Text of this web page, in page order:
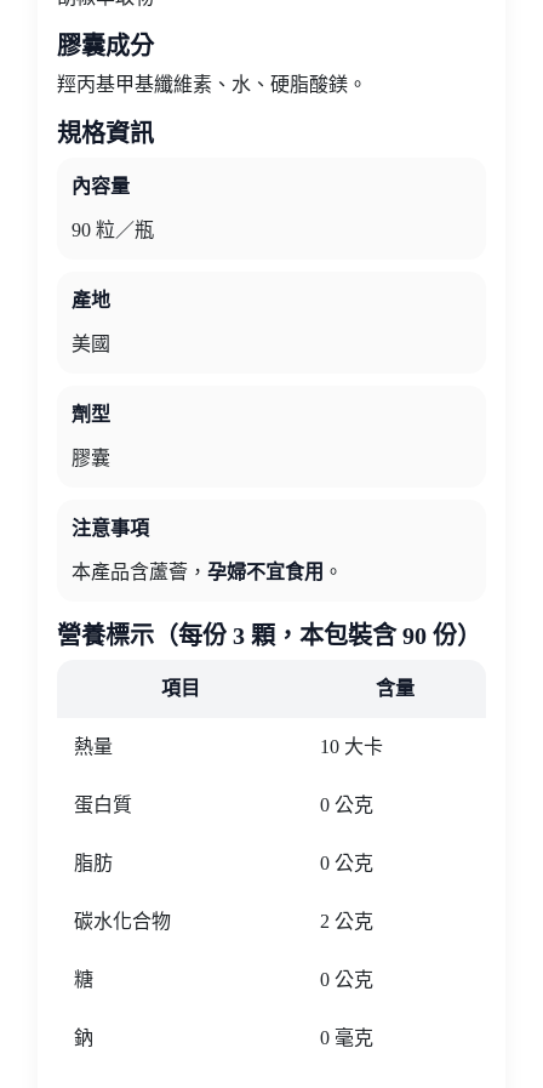
膠囊成分
羥丙基甲基纖維素、水、硬脂酸鎂。
規格資訊
內容量
90 粒／瓶
產地
美國
劑型
膠囊
注意事項
本產品含蘆薈， 孕婦不宜食用 。
營養標示（每份 3 顆，本包裝含 90 份）
項目 含量
熱量 10 大卡
蛋白質 0 公克
脂肪 0 公克
碳水化合物 2 公克
糖 0 公克
鈉 0 毫克